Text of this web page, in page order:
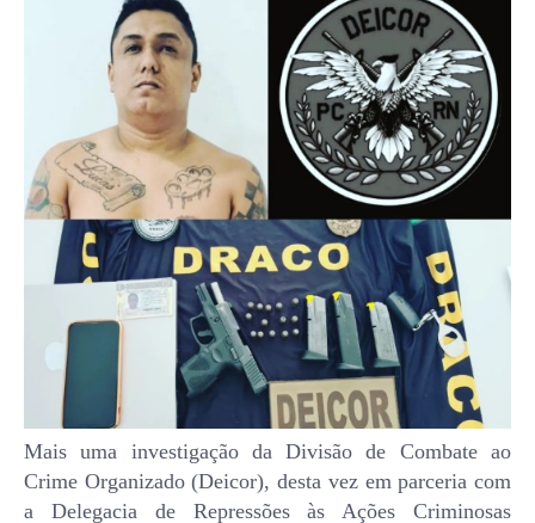
Mais uma investigação da Divisão de Combate ao
Crime Organizado (Deicor), desta vez em parceria com
a Delegacia de Repressões às Ações Criminosas